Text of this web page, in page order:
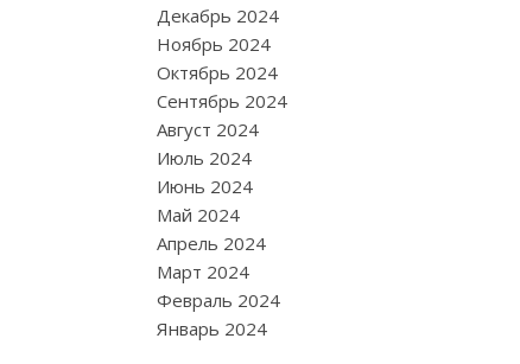
Декабрь 2024
Ноябрь 2024
Октябрь 2024
Сентябрь 2024
Август 2024
Июль 2024
Июнь 2024
Май 2024
Апрель 2024
Март 2024
Февраль 2024
Январь 2024